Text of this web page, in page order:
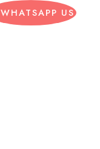
WHATSAPP US